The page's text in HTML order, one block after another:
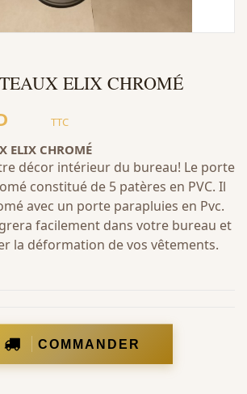
ELIX CHROMÉ
TTC
ELIX CHROMÉ
décor intérieur du bureau! Le porte
constitué de 5 patères en PVC. Il
avec un porte parapluies en Pvc.
facilement dans votre bureau et
la déformation de vos vêtements.
COMMANDER